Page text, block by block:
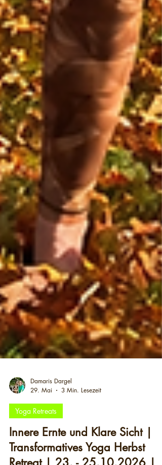
Damaris Dargel
29. Mai
Yoga Retreats
Innere Ernte und Klare Sicht |